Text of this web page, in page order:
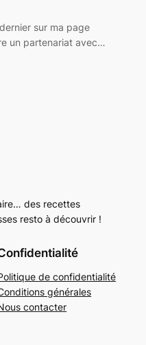
sur ma page
un partenariat avec…
des recettes
resto à découvrir !
de confidentialité
générales
contacter